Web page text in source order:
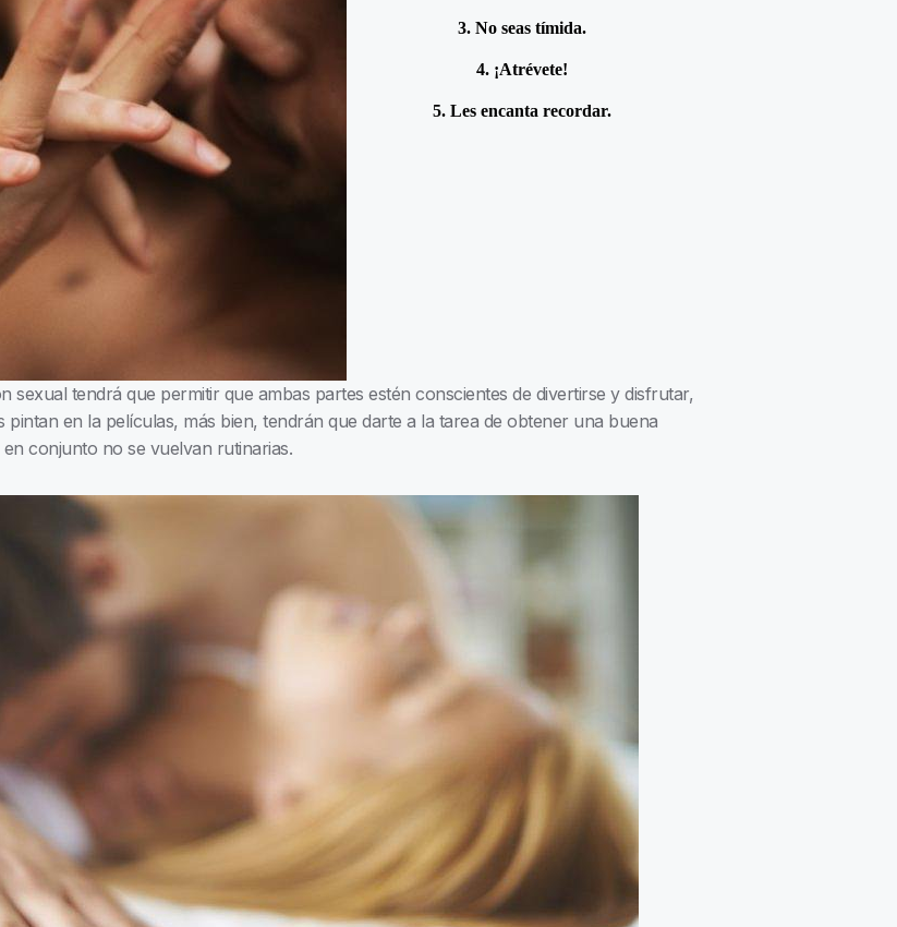
sexual tendrá que permitir que ambas partes estén conscientes de divertirse y disfrutar,
en la películas, más bien, tendrán que darte a la tarea de obtener una buena
conjunto no se vuelvan rutinarias.
3. No seas tímida.
4. ¡Atrévete!
5. Les encanta recordar.